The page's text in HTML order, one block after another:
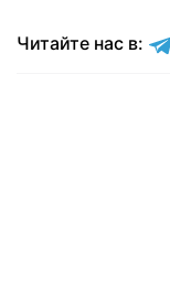
Читайте нас в: